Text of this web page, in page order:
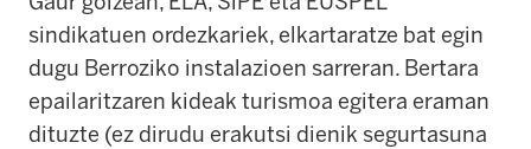
sindikatuen ordezkariek, elkartaratze bat egin
dugu Berroziko instalazioen sarreran. Bertara
epailaritzaren kideak turismoa egitera eraman
dituzte (ez dirudu erakutsi dienik segurtasuna